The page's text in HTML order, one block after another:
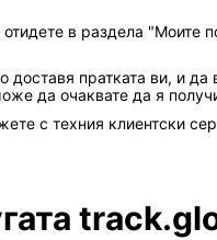
в раздела "Моите
пратката ви, и
да очаквате да я
с техния клиентски